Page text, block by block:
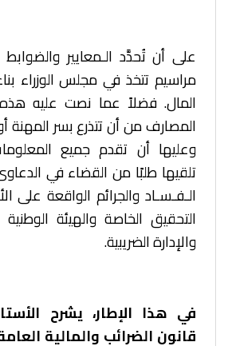
على أن تُحدَّد الـمعايير
مراسيم تتخذ في مجلس الوزراء
المال. فضلاً عما نصت عليه
المصارف من أن تتذرع بسر المهنة
وعليها أن تقدم جميع
تلقيها طلبًا من القضاء في
الـفـسـاد والجرائم الواقعة على
التحقيق الخاصة والهيئة
والإدارة الضريبية.
في هذا الإطار، يشرح
قانون الضرائب والمالية